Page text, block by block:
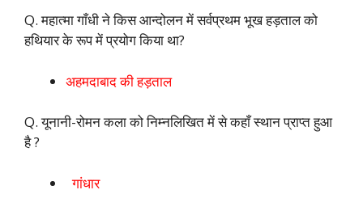
Q. महात्मा गाँधी ने किस आन्दोलन में सर्वप्रथम भूख हड़ताल को
हथियार के रूप में प्रयोग किया था?
अहमदाबाद की हड़ताल
Q. यूनानी-रोमन कला को निम्नलिखित में से कहाँ स्थान प्राप्त हुआ
है ?
गांधार